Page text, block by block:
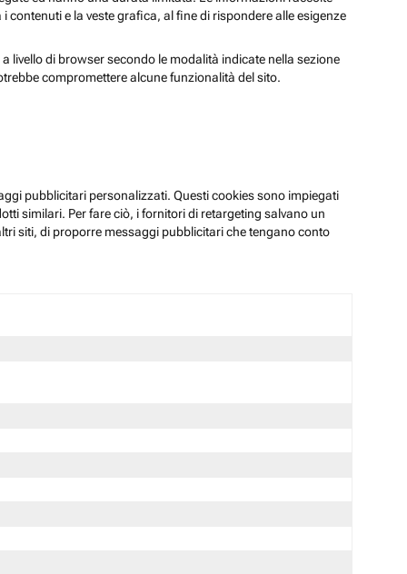
e la veste grafica, al fine di rispondere alle esigenze
livello di browser secondo le modalità indicate nella sezione
compromettere alcune funzionalità del sito.
pubblicitari personalizzati. Questi cookies sono impiegati
similari. Per fare ciò, i fornitori di retargeting salvano un
siti, di proporre messaggi pubblicitari che tengano conto